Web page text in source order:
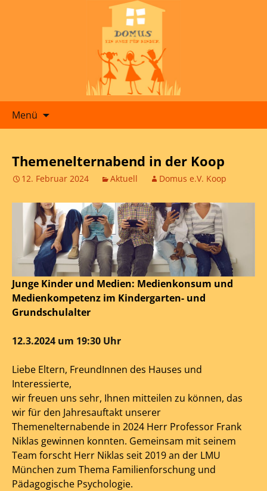
Menü
Themenelternabend in der Koop
12. Februar 2024 Aktuell Domus e.V. Koop
Junge Kinder und Medien: Medienkonsum und
Medienkompetenz im Kindergarten- und
Grundschulalter
12.3.2024 um 19:30 Uhr
Liebe Eltern, FreundInnen des Hauses und
Interessierte,
wir freuen uns sehr, Ihnen mitteilen zu können, das
wir für den Jahresauftakt unserer
Themenelternabende in 2024 Herr Professor Frank
Niklas gewinnen konnten. Gemeinsam mit seinem
Team forscht Herr Niklas seit 2019 an der LMU
München zum Thema Familienforschung und
Pädagogische Psychologie.